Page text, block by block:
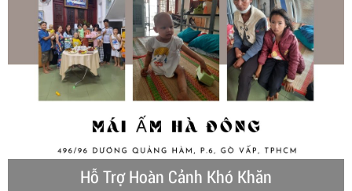
Hỗ Trợ Hoàn Cảnh Khó Khăn